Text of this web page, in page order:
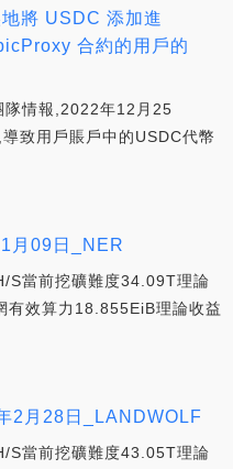
將 USDC 添加進
合約的用戶的
情報,2022年12月25
致用戶賬戶中的USDC代幣
月09日_NER
S當前挖礦難度34.09T理論
效算力18.855EiB理論收益
2月28日_LANDWOLF
S當前挖礦難度43.05T理論